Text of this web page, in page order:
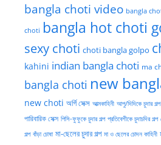
bangla choti video bangla
choti bangla hot choti
sexy choti choti bangla golpo
kahini indian bangla choti ma
bangla choti new
new choti অর্গি সেক্স আত্মকাহিনী আপু/দিদিকে চুদার গল্প
পারিবারিক সেক্স পিসি-ফুফুকে চুদার গল্প প্রতিবেশীকে চুদাচদির গল্প
গল্প বাঁড়া চোষা মা-ছেলের চুদার গল্প মা ও ছেলের চোদন কাহিনী